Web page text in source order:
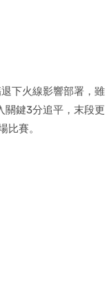
下火線影響部署，雖
關鍵3分追平，末段更
賽。